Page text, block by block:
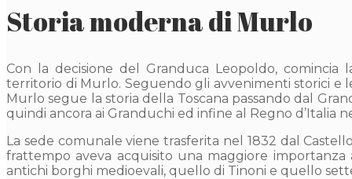
Storia moderna di Murlo
Con la decisione del Granduca Leopoldo, comincia
territorio di Murlo. Seguendo gli avvenimenti storici e
Murlo segue la storia della Toscana passando dal
quindi ancora ai Granduchi ed infine al Regno d’Italia
La sede comunale viene trasferita nel 1832 dal
frattempo aveva acquisito una maggiore
antichi borghi medioevali, quello di Tinoni e quello